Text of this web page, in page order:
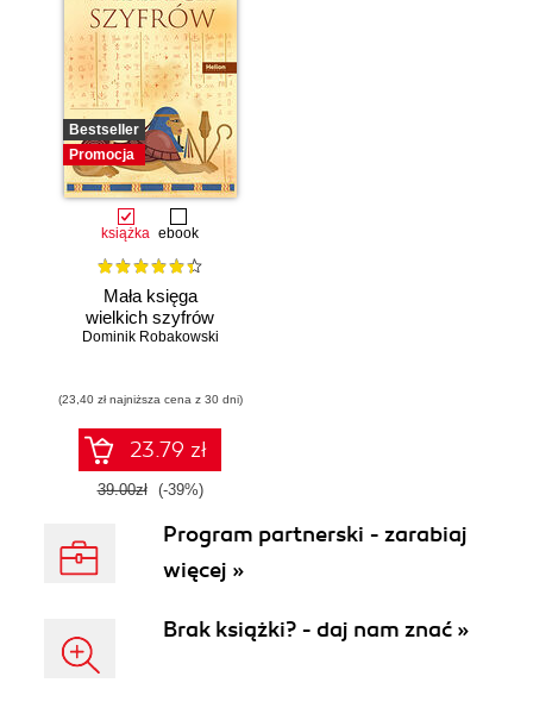
Bestseller
Promocja
książka ebook
Mała księga
wielkich szyfrów
Dominik Robakowski
(23,40 zł najniższa cena z 30 dni)
23.79 zł
39.00zł (-39%)
Program partnerski - zarabiaj
więcej »
Brak książki? - daj nam znać »